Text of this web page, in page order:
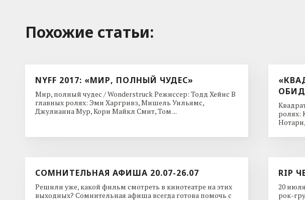
Похожие cтатьи:
NYFF 2017: «МИР, ПОЛНЫЙ ЧУДЕС»
Мир, полный чудес / Wonderstruck Режиссер: Тодд Хейнс В
главных ролях: Эми Харгривз, Мишель Уильямс,
Джулианна Мур, Кори Майкл Смит, Том ...
ролях:
СОМНИТЕЛЬНАЯ АФИША 20.07-26.07
Решили уже, какой фильм смотреть в кинотеатре на этих
выходных? Сомнительная афиша всегда готова помочь с
RIP
20
рок-